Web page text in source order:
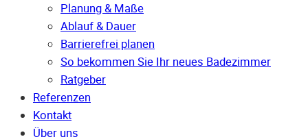
Planung & Maße
Ablauf & Dauer
Barrierefrei planen
So bekommen Sie Ihr neues Badezimmer
Ratgeber
Referenzen
Kontakt
Über uns